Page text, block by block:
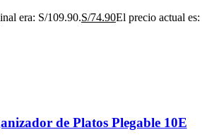
era: S/109.90.S/74.90El precio actual es:
de Platos Plegable 10E